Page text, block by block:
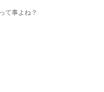
て事よね？